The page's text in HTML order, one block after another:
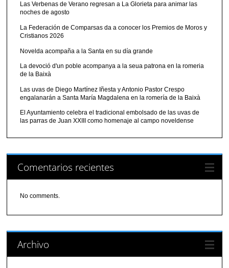
Las Verbenas de Verano regresan a La Glorieta para animar las
noches de agosto
La Federación de Comparsas da a conocer los Premios de Moros y
Cristianos 2026
Novelda acompaña a la Santa en su día grande
La devoció d'un poble acompanya a la seua patrona en la romeria
de la Baixà
Las uvas de Diego Martínez Iñesta y Antonio Pastor Crespo
engalanarán a Santa María Magdalena en la romería de la Baixà
El Ayuntamiento celebra el tradicional embolsado de las uvas de
las parras de Juan XXIII como homenaje al campo noveldense
Comentarios recientes
No comments.
Archivo